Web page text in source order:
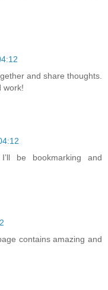
and share thoughts.
work!
be bookmarking and
contains amazing and